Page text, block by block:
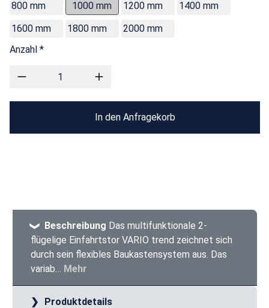
800 mm
1000 mm 1200 mm
1400 mm
1600 mm
1800 mm
2000 mm
Anzahl *
In den Anfragekorb
Beschreibung Das multifunktionale 2-
flügelige Einfahrtstor VARIO trend zeichnet sich
durch sein flexibles Baukastensystem aus. Das
variab… Mehr
Produktdetails